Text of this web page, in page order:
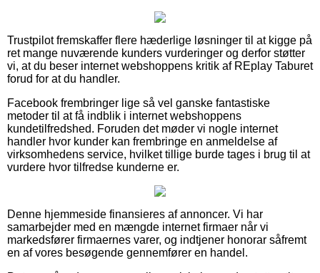
Trustpilot fremskaffer flere hæderlige løsninger til at kigge på
ret mange nuværende kunders vurderinger og derfor støtter
vi, at du beser internet webshoppens kritik af REplay Taburet
forud for at du handler.
Facebook frembringer lige så vel ganske fantastiske
metoder til at få indblik i internet webshoppens
kundetilfredshed. Foruden det møder vi nogle internet
handler hvor kunder kan frembringe en anmeldelse af
virksomhedens service, hvilket tillige burde tages i brug til at
vurdere hvor tilfredse kunderne er.
Denne hjemmeside finansieres af annoncer. Vi har
samarbejder med en mængde internet firmaer når vi
markedsfører firmaernes varer, og indtjener honorar såfremt
en af vores besøgende gennemfører en handel.